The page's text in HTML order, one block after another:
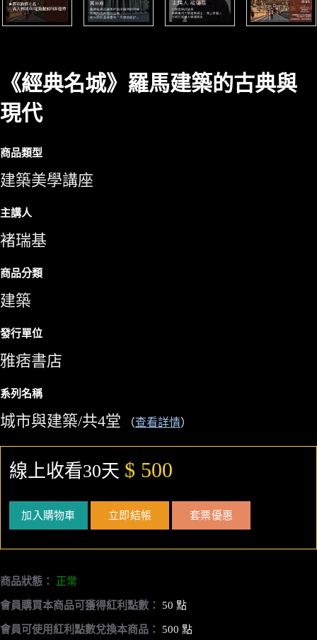
《經典名城》羅馬建築的古典與
現代
商品類型
建築美學講座
主講人
褚瑞基
商品分類
建築
發行單位
雅痞書店
系列名稱
城市與建築/共4堂 （查看詳情）
線上收看30天 $ 500
加入購物車 立即結帳 套票優惠
商品狀態： 正常
會員購買本商品可獲得紅利點數： 50 點
會員可使用紅利點數兌換本商品： 500 點